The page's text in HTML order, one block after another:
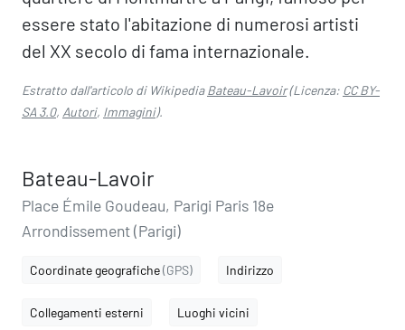
essere stato l'abitazione di numerosi artisti
del XX secolo di fama internazionale.
Estratto dall'articolo di WikipediaBateau-Lavoir(Licenza: CC BY-
SA 3.0, Autori, Immagini).
Bateau-Lavoir
Place Émile Goudeau, Parigi Paris 18e
Arrondissement (Parigi)
Coordinate geografiche(GPS) Indirizzo
Collegamenti esterni Luoghi vicini